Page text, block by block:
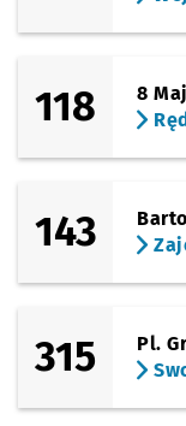
118
8
143
315
Pl.